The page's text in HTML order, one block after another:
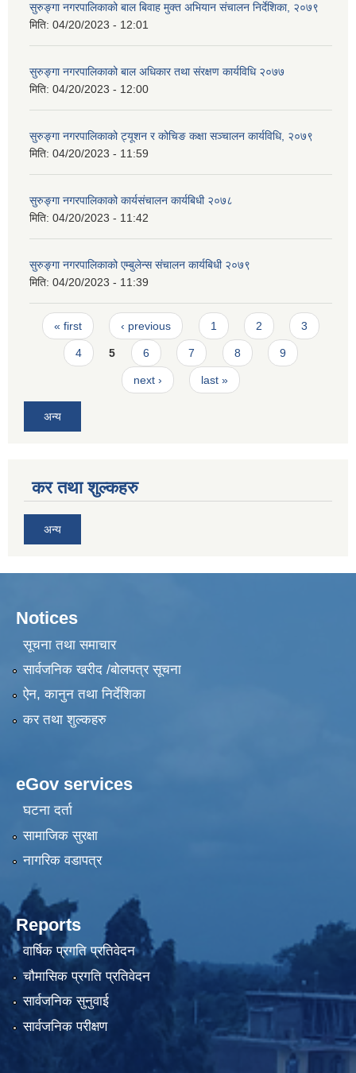
सुरुङ्गा नगरपालिकाको बाल बिवाह मुक्त अभियान संचालन निर्देशिका, २०७९
मिति: 04/20/2023 - 12:01
सुरुङ्गा नगरपालिकाको बाल अधिकार तथा संरक्षण कार्यविधि २०७७
मिति: 04/20/2023 - 12:00
सुरुङ्गा नगरपालिकाको ट्यूशन र कोचिङ कक्षा सञ्चालन कार्यविधि, २०७९
मिति: 04/20/2023 - 11:59
सुरुङ्गा नगरपालिकाको कार्यसंचालन कार्यबिधी २०७८
मिति: 04/20/2023 - 11:42
सुरुङ्गा नगरपालिकाको एम्बुलेन्स संचालन कार्यबिधी २०७९
मिति: 04/20/2023 - 11:39
Pages
« first ‹ previous 1 2 3
4 5 6 7 8 9
next › last »
अन्य
कर तथा शुल्कहरु
अन्य
Notices
सूचना तथा समाचार
सार्वजनिक खरीद /बोलपत्र सूचना
ऐन, कानुन तथा निर्देशिका
कर तथा शुल्कहरु
eGov services
घटना दर्ता
सामाजिक सुरक्षा
नागरिक वडापत्र
Reports
वार्षिक प्रगति प्रतिवेदन
चौमासिक प्रगति प्रतिवेदन
सार्वजनिक सुनुवाई
सार्वजनिक परीक्षण